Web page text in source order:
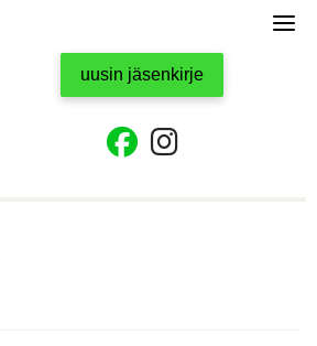
uusin jäsenkirje
fab fa-facebook
fab fa-